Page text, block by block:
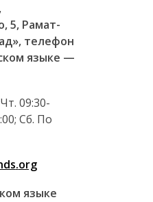
5, Рамат-
телефон
языке —
09:30-
Сб. По
.org
языке